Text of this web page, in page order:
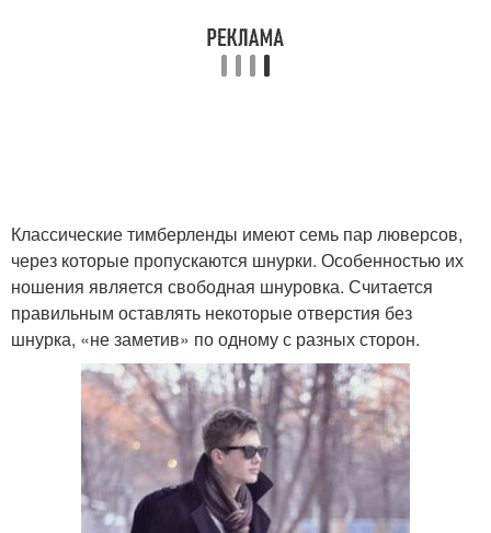
Классические тимберленды имеют семь пар люверсов,
через которые пропускаются шнурки. Особенностью их
ношения является свободная шнуровка. Считается
правильным оставлять некоторые отверстия без
шнурка, «не заметив» по одному с разных сторон.